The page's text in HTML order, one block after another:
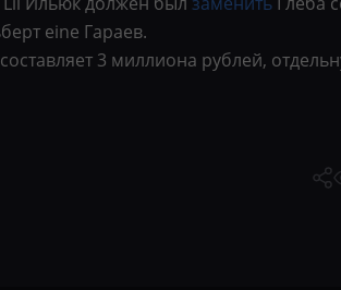
eine Гараев.
3 миллиона рублей,